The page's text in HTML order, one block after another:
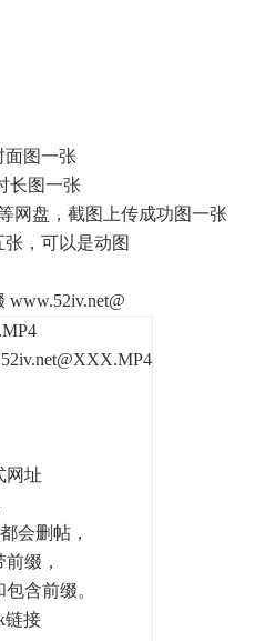
面图一张
长图一张
网盘，截图上传成功图一张
张，可以是动图
www.52iv.net@
网址
会删帖，
缀，
含前缀。
链接